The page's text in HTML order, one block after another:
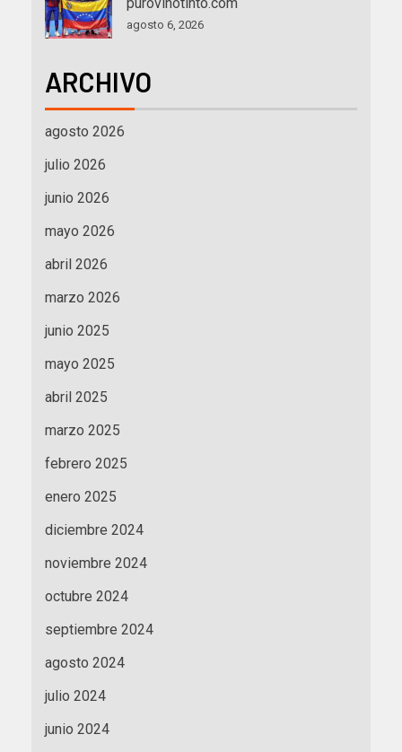
agosto 6, 2026
ARCHIVO
agosto 2026
julio 2026
junio 2026
mayo 2026
abril 2026
marzo 2026
junio 2025
mayo 2025
abril 2025
marzo 2025
febrero 2025
enero 2025
diciembre 2024
noviembre 2024
octubre 2024
septiembre 2024
agosto 2024
julio 2024
junio 2024